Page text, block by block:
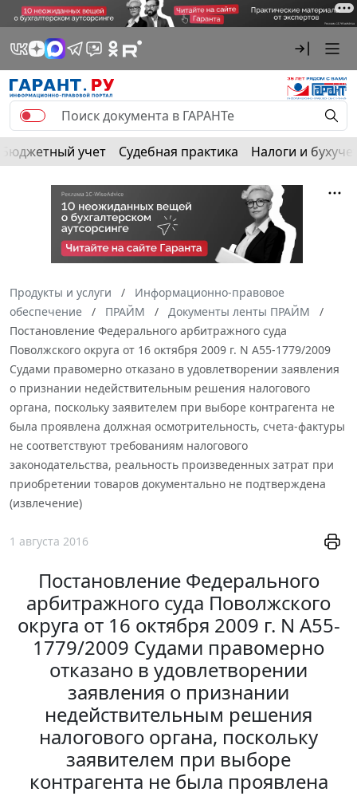
Бюджетный учет Судебная практика Налоги и
Продукты и услуги
Информационно-правовое
обеспечение
ПРАЙМ
Документы ленты ПРАЙМ
Постановление Федерального арбитражного суда
Поволжского округа от 16 октября 2009 г. N А55-1779/2009
Судами правомерно отказано в удовлетворении заявления
о признании недействительным решения налогового
органа, поскольку заявителем при выборе контрагента не
была проявлена должная осмотрительность, счета-фактуры
не соответствуют требованиям налогового
законодательства, реальность произведенных затрат при
приобретении товаров документально не подтверждена
(извлечение)
1 августа 2016
Постановление Федерального
арбитражного суда Поволжского
округа от 16 октября 2009 г. N А55-
1779/2009 Судами правомерно
отказано в удовлетворении
заявления о признании
недействительным решения
налогового органа, поскольку
заявителем при выборе
контрагента не была проявлена